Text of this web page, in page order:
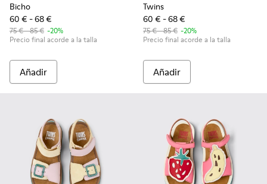
Bicho
60 € - 68 €
75 € - 85 € -20%
Precio final acorde a la talla
Añadir
Twins
60 € - 68 €
75 € - 85 € -20%
Precio final acorde a la talla
Añadir